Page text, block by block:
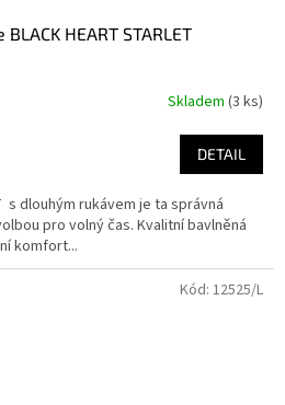
HEART STARLET
Skladem (3 ks)
DETAIL
s dlouhým rukávem je ta správná
pro volný čas. Kvalitní bavlněná
komfort...
Kód: 12525/L